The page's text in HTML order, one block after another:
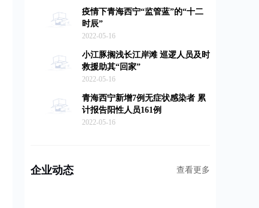
疫情下青海西宁“监管蓝”的“十二
时辰”
2022-05-16
小江豚搁浅长江岸滩 巡逻人员及时
救援助其“回家”
2022-05-16
青海西宁新增7例无症状感染者 累
计报告阳性人员161例
2022-05-16
企业动态 查看更多